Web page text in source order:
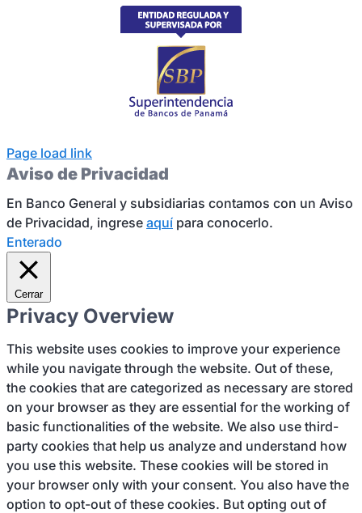
Page load link
Aviso de Privacidad
En Banco General y subsidiarias contamos con un Aviso
de Privacidad, ingrese aquí para conocerlo.
Enterado
Cerrar
Privacy Overview
This website uses cookies to improve your experience
while you navigate through the website. Out of these,
the cookies that are categorized as necessary are stored
on your browser as they are essential for the working of
basic functionalities of the website. We also use third-
party cookies that help us analyze and understand how
you use this website. These cookies will be stored in
your browser only with your consent. You also have the
option to opt-out of these cookies. But opting out of